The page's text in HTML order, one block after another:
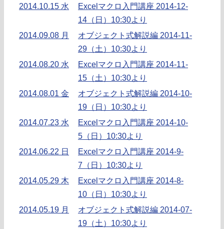
2014.10.15 水
Excelマクロ入門講座 2014-12-
14（日）10:30より
2014.09.08 月
オブジェクト式解説編 2014-11-
29（土）10:30より
2014.08.20 水
Excelマクロ入門講座 2014-11-
15（土）10:30より
2014.08.01 金
オブジェクト式解説編 2014-10-
19（日）10:30より
2014.07.23 水
Excelマクロ入門講座 2014-10-
5（日）10:30より
2014.06.22 日
Excelマクロ入門講座 2014-9-
7（日）10:30より
2014.05.29 木
Excelマクロ入門講座 2014-8-
10（日）10:30より
2014.05.19 月
オブジェクト式解説編 2014-07-
19（土）10:30より